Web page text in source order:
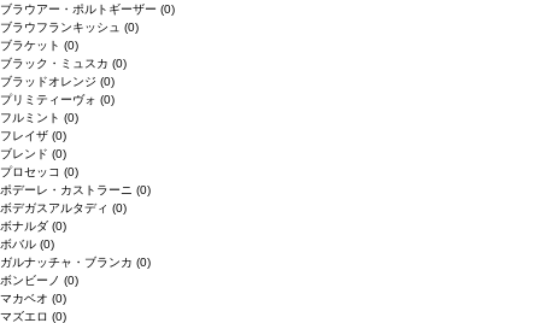
ブラウアー・ポルトギーザー (0)
ブラウフランキッシュ (0)
ブラケット (0)
ブラック・ミュスカ (0)
ブラッドオレンジ (0)
プリミティーヴォ (0)
フルミント (0)
フレイザ (0)
ブレンド (0)
プロセッコ (0)
ポデーレ・カストラーニ (0)
ボデガスアルタディ (0)
ボナルダ (0)
ボバル (0)
ガルナッチャ・ブランカ (0)
ボンビーノ (0)
マカベオ (0)
マズエロ (0)